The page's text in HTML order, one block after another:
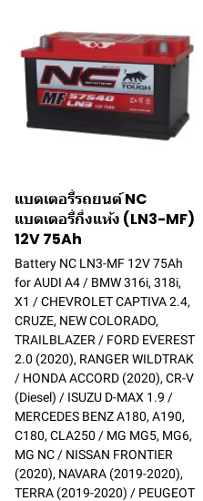
แบตเตอรี่รถยนต์ NC
แบตเตอรี่กึ่งแห้ง (LN3-MF)
12V 75Ah
Battery NC LN3-MF 12V 75Ah
for AUDI A4 / BMW 316i, 318i,
X1 / CHEVROLET CAPTIVA 2.4,
CRUZE, NEW COLORADO,
TRAILBLAZER / FORD EVEREST
2.0 (2020), RANGER WILDTRAK
/ HONDA ACCORD (2020), CR-V
(Diesel) / ISUZU D-MAX 1.9 /
MERCEDES BENZ A180, A190,
C180, CLA250 / MG MG5, MG6,
MG NC / NISSAN FRONTIER
(2020), NAVARA (2019-2020),
TERRA (2019-2020) / PEUGEOT